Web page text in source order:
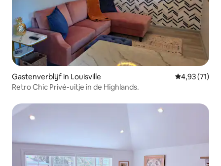
Gastenverblijf in Louisville Gemiddelde
4,93 (71)
Retro Chic Privé-uitje in de Highlands.